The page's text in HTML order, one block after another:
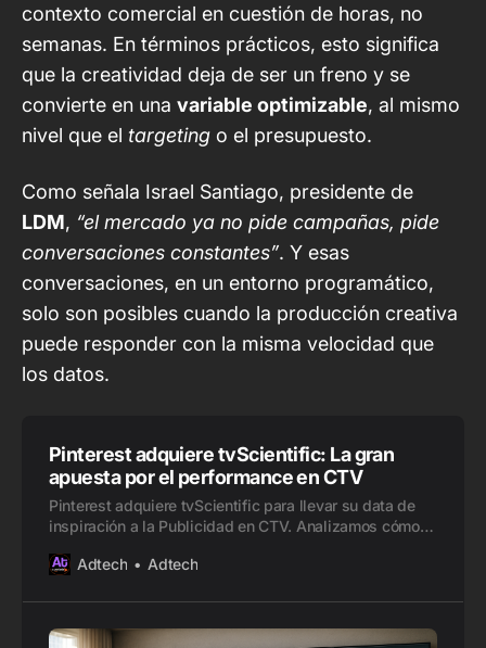
contexto comercial en cuestión de horas, no
semanas. En términos prácticos, esto significa
que la creatividad deja de ser un freno y se
convierte en una variable optimizable, al mismo
nivel que el targeting o el presupuesto.
Como señala Israel Santiago, presidente de
LDM, “el mercado ya no pide campañas, pide
conversaciones constantes”. Y esas
conversaciones, en un entorno programático,
solo son posibles cuando la producción creativa
puede responder con la misma velocidad que
los datos.
Pinterest adquiere tvScientific: La gran
apuesta por el performance en CTV
Pinterest adquiere tvScientific para llevar su data de
inspiración a la Publicidad en CTV. Analizamos cómo
televisión.
Adtech Adtech